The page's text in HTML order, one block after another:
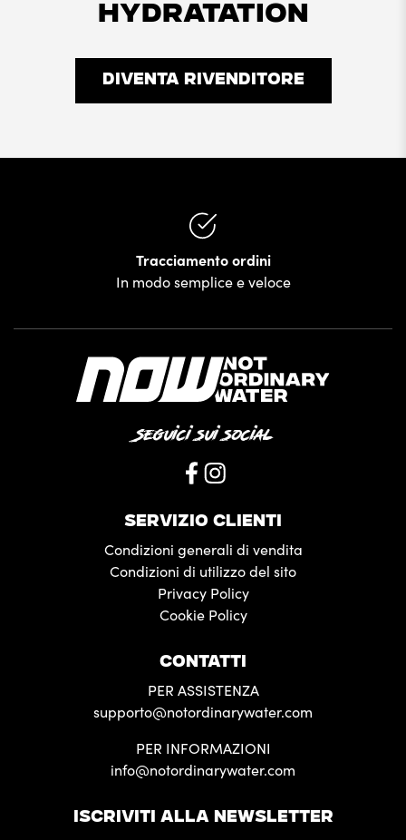
HYDRATATION
DIVENTA RIVENDITORE
Tracciamento ordini
In modo semplice e veloce
Seguici sui social
SERVIZIO CLIENTI
Condizioni generali di vendita
Condizioni di utilizzo del sito
Privacy Policy
Cookie Policy
CONTATTI
PER ASSISTENZA
supporto@notordinarywater.com
PER INFORMAZIONI
info@notordinarywater.com
ISCRIVITI ALLA NEWSLETTER